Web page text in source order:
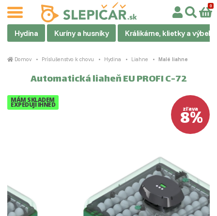
Hydina Kuríny a husníky Králikárne, klietky a výbehy
Domov Príslušenstvo k chovu Hydina Liahne Malé liahne
Automatická liaheň EU PROFI C-72
zľava
8%
MÁM SKLADEM
EXPEDUJI IHNED